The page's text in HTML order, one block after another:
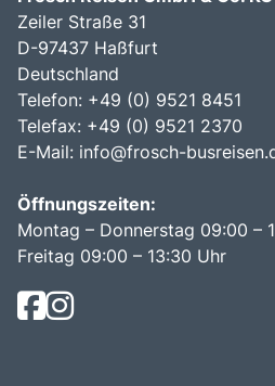
Zeiler Straße 31
D-97437 Haßfurt
Deutschland
Telefon: +49 (0) 9521 8451
Telefax: +49 (0) 9521 2370
E-Mail: info@frosch-
Öffnungszeiten:
Montag – Donnerstag 09:00 –
Freitag 09:00 – 13:30 Uhr